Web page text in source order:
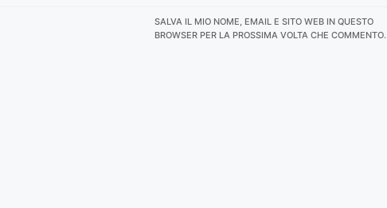
SALVA IL MIO NOME, EMAIL E SITO WEB IN QUESTO
BROWSER PER LA PROSSIMA VOLTA CHE COMMENTO.